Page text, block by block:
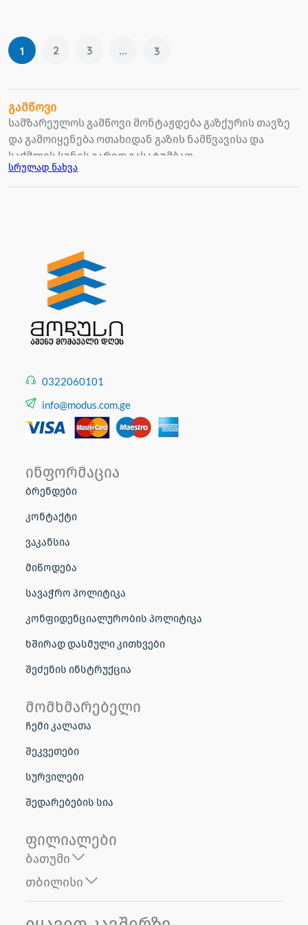
1 2 3 ... 3
გამწოვი
სამზარეულოს გამწოვი მონტაჟდება გაზქურის თავზე
და გამოიყენება ოთახიდან გაზის ნამწვავისა და
საჭმლის სუნის გარეთ გასატუმბად.
წარმოდგენილია სხვადასხვა დიზაინის, ფერის
გამწოვები და შესაძლებლობა გაქვთ შეარჩიოთ
სრულად ნახვა
0322060101
info@modus.com.ge
ინფორმაცია
ბრენდები
კონტაქტი
ვაკანსია
მიწოდება
სავაჭრო პოლიტიკა
კონფიდენციალურობის პოლიტიკა
ხშირად დასმული კითხვები
შეძენის ინსტრუქცია
მომხმარებელი
ჩემი კალათა
შეკვეთები
სურვილები
შედარებების სია
ფილიალები
ბათუმი
თბილისი